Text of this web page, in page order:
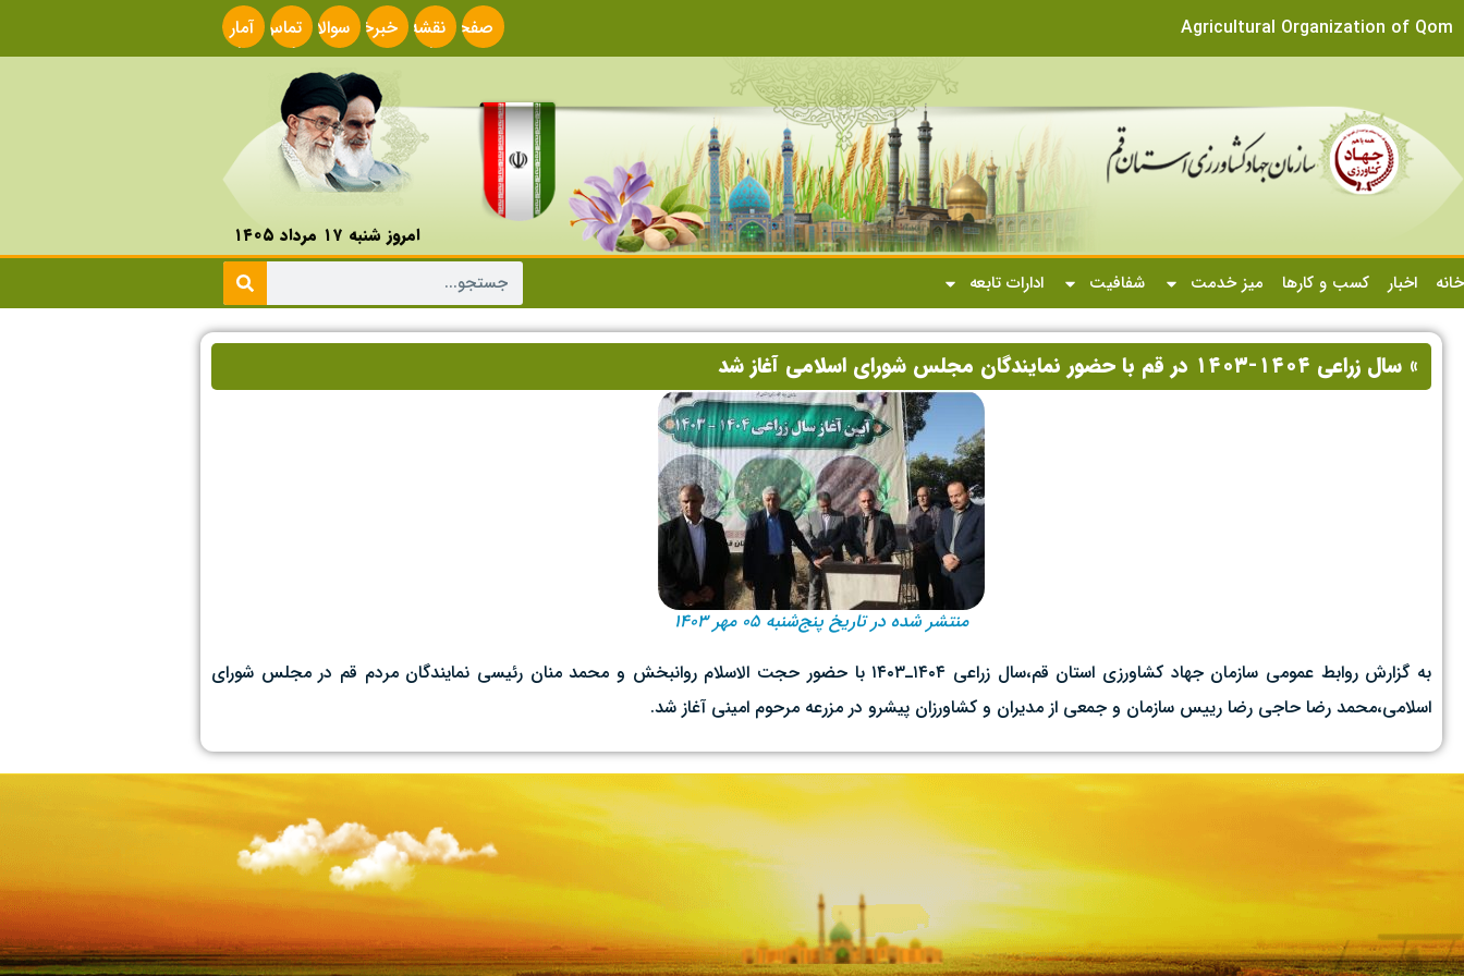
Agricultural Organization of Qom
صفحه
اصلی
نقشه
سایت
خبرخوانسوالات
متداول
تماس
با ما
آمار
سایت
امروز شنبه ۱۷ مرداد ۱۴۰۵
خانه
اخبار کسب و کارها میز خدمت شفافیت ادارات تابعه
» سال زراعی ۱۴۰۴-۱۴۰۳ در قم با حضور نمایندگان مجلس شورای اسلامی آغاز شد
منتشر شده در تاریخ پنج‌شنبه ۰۵ مهر ۱۴۰۳
به گزارش روابط عمومی سازمان جهاد کشاورزی استان قم،سال زراعی ۱۴۰۴ـ۱۴۰۳ با حضور حجت الاسلام روانبخش و محمد منان رئیسی نمایندگان مردم قم در مجلس شورای
اسلامی،محمد رضا حاجی رضا رییس سازمان و جمعی از مدیران و کشاورزان پیشرو در مزرعه مرحوم امینی آغاز شد.